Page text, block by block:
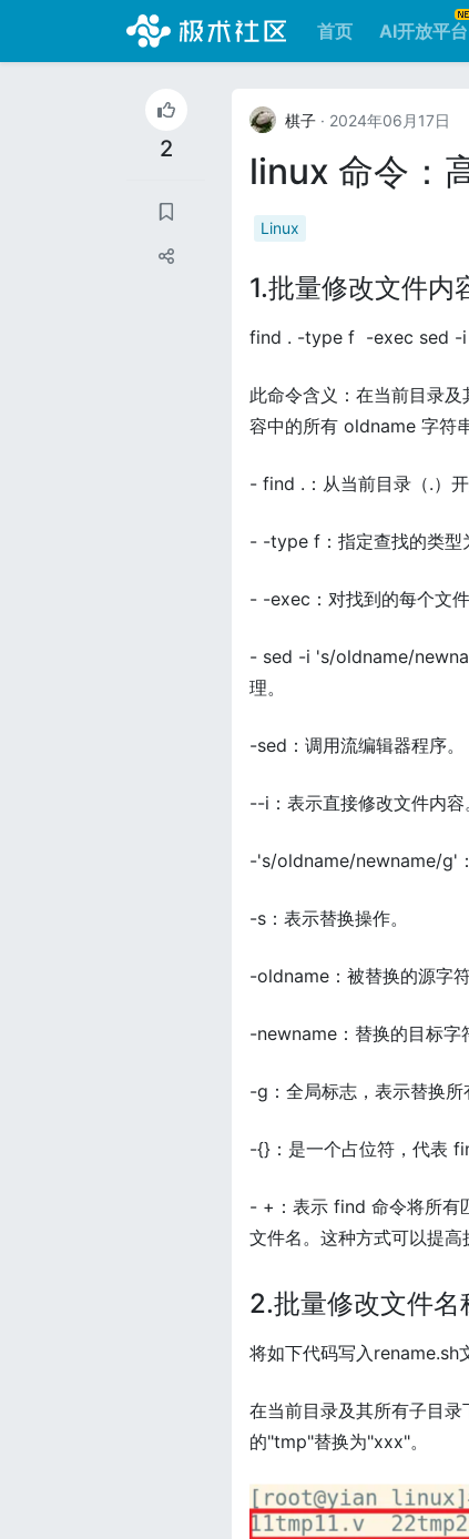
首页 AI开放平台
2
棋子 · 2024年06月17日
linux 命令：
Linux
1.批量修改文件内
find . -type f -exec sed -i
此命令含义：在当前目录
容中的所有 oldname 字符
- find .：从当前目录（.）开
- -type f：指定查找的类型
- -exec：对找到的每个文件
- sed -i 's/oldname/
理。
-sed：调用流编辑器程序。
--i：表示直接修改文件内容
-'s/oldname/newname/g'
-s：表示替换操作。
-oldname：被替换的源字符
-newname：替换的目标字
-g：全局标志，表示替换所
-{}：是一个占位符，代表
- +：表示 find 命令将所有
文件名。这种方式可以提高
2.批量修改文件名
将如下代码写入
在当前目录及其所有子目
的"tmp"替换为"xxx"。